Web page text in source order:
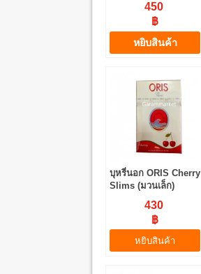
450
฿
หยิบสินค้า
บุหรี่นอก ORIS Cherry
Slims (มวนเล็ก)
430
฿
หยิบสินค้า